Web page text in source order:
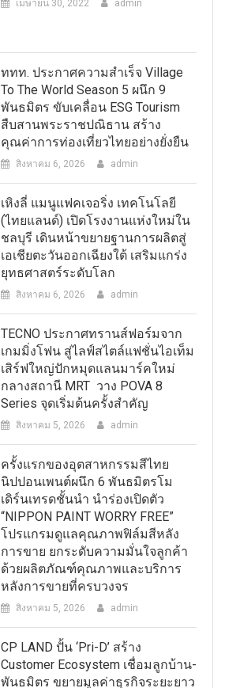
เมษายน 30, 2022 admin
ททท. ประกาศความสำเร็จ Village
To The World Season 5 ผนึก 9
พันธมิตร ขับเคลื่อน ESG Tourism
สืบสานพระราชปณิธาน สร้าง
คุณค่าการท่องเที่ยวไทยอย่างยั่งยืน
สิงหาคม 6, 2026 admin
เหิงลี่ แมนูแฟคเจอริ่ง เทคโนโลยี
(ไทยแลนด์) เปิดโรงงานแห่งใหม่ใน
ชลบุรี เดินหน้าขยายฐานการผลิตสู่
เอเชียตะวันออกเฉียงใต้ เสริมแกร่ง
ยุทธศาสตร์ระดับโลก
สิงหาคม 6, 2026 admin
TECNO ประกาศทรานส์ฟอร์มจาก
เกมมิ่งโฟน สู่ไลฟ์สไตล์แฟชั่นไอเท็ม
เสิร์ฟใหญ่ปักหมุดแลนมาร์คใหม่
กลางสถานี MRT วาง POVA 8
Series จุดเริ่มต้นครั้งสำคัญ
สิงหาคม 5, 2026 admin
ครั้งแรกของอุตสาหกรรมสีไทย
นิปปอนเพนต์ผนึก 6 พันธมิตรโม
เดิร์นเทรดชั้นนำ นำร่องเปิดตัว
“NIPPON PAINT WORRY FREE”
โปรแกรมดูแลคุณภาพฟิล์มสีหลัง
การขาย ยกระดับความมั่นใจลูกค้า
ด้วยผลิตภัณฑ์คุณภาพและบริการ
หลังการขายที่ครบวงจร
สิงหาคม 5, 2026 admin
CP LAND ปั้น ‘Pri-D’ สร้าง
Customer Ecosystem เชื่อมลูกบ้าน-
พันธมิตร ขยายมูลค่าธุรกิจระยะยาว